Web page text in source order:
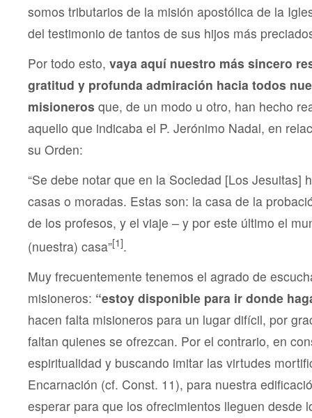
somos tributarios de la misión apostólica de la
del testimonio de tantos de sus hijos más
Por todo esto, vaya aquí nuestro más sincero
gratitud y profunda admiración hacia todos
misioneros que, de un modo u otro, han hecho
aquello que indicaba el P. Jerónimo Nadal, en
su Orden:
“Se debe notar que en la Sociedad [Los Jesuitas]
casas o moradas. Estas son: la casa de la
de los profesos, y el viaje – y por este último el
(nuestra) casa”[1].
Muy frecuentemente tenemos el agrado de
misioneros: “estoy disponible para ir donde
hacen falta misioneros para un lugar difícil, por
faltan quienes se ofrezcan. Por el contrario, en
espiritualidad y buscando imitar las virtudes
Encarnación (cf. Const. 11), para nuestra
esperar para que los ofrecimientos lleguen desde